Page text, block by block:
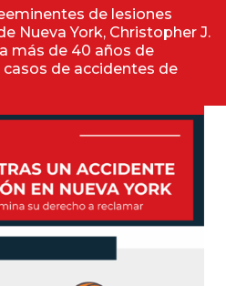
de lesiones
Nueva York, Christopher J.
más de 40 años de
de accidentes de